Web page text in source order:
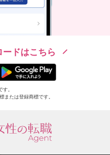
ドはこちら
。
たは登録商標です。